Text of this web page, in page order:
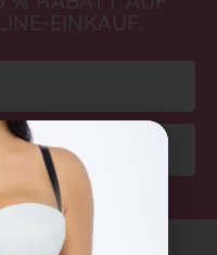
EINKAUF.